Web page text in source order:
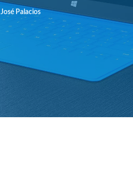
José Palacios